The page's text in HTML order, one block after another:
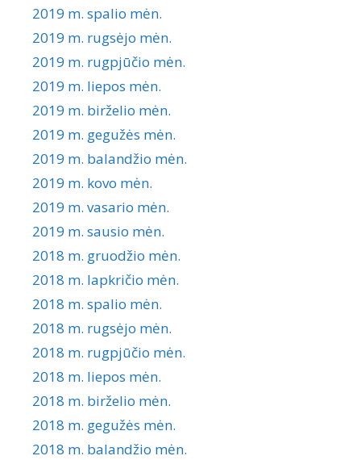
2019 m. spalio mėn.
2019 m. rugsėjo mėn.
2019 m. rugpjūčio mėn.
2019 m. liepos mėn.
2019 m. birželio mėn.
2019 m. gegužės mėn.
2019 m. balandžio mėn.
2019 m. kovo mėn.
2019 m. vasario mėn.
2019 m. sausio mėn.
2018 m. gruodžio mėn.
2018 m. lapkričio mėn.
2018 m. spalio mėn.
2018 m. rugsėjo mėn.
2018 m. rugpjūčio mėn.
2018 m. liepos mėn.
2018 m. birželio mėn.
2018 m. gegužės mėn.
2018 m. balandžio mėn.